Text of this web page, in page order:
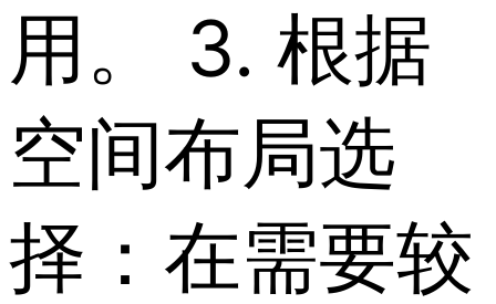
用。 3. 根据
空间布局选
择：在需要较